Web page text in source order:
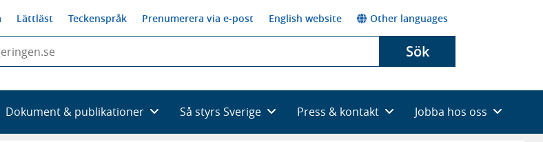
Lättläst Teckenspråk Prenumerera via e-post English website Other languages
Sök
Dokument & publikationer Så styrs Sverige Press & kontakt Jobba hos oss